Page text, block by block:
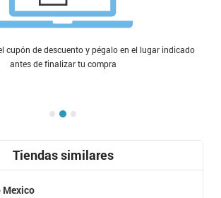
cupón de descuento y pégalo en el lugar indicado
antes de finalizar tu compra
Tiendas similares
Mexico